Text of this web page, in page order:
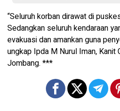
“Seluruh korban dirawat di
Sedangkan seluruh kendaraan
evakuasi dan amankan guna
ungkap Ipda M Nurul Iman,
Jombang. ***